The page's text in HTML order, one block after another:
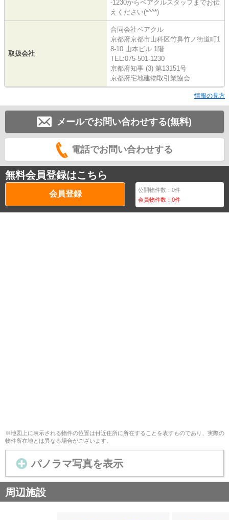
-1230からベアクルスタッフまでお伝
えください(*^^*)
取扱会社
合同会社ベアクル
京都府京都市山科区竹鼻竹ノ街道町1
8-10 山本ビル 1階
TEL:075-501-1230
京都府知事 (3) 第13151号
京都府宅地建物取引業協会
情報の見方
メールでお問い合わせする(無料)
電話でお問い合わせする
無料会員登録はこちら
会員登録 公開物件数：0件
会員物件数：0件
※地図上に表示される物件の位置は付近住所に所在することを表すものであり、実際の
物件所在地とは異なる場合がございます。
パノラマ写真を表示
周辺施設